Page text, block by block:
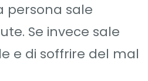
persona sale
Se invece sale
e di soffrire del mal